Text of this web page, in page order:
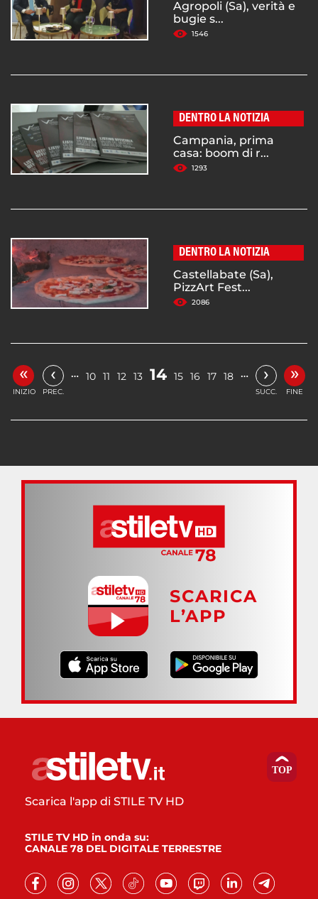
Agropoli (Sa), verità e
bugie s...
1546
DENTRO LA NOTIZIA
Campania, prima
casa: boom di r...
1293
DENTRO LA NOTIZIA
Castellabate (Sa),
PizzArt Fest...
2086
«
INIZIO
‹
PREC.
… 10 11 12 13 14 15 16 17 18 … ›
SUCC.
»
FINE
SCARICA
L’APP
Scarica l'app di STILE TV HD
STILE TV HD in onda su:
CANALE 78 DEL DIGITALE TERRESTRE